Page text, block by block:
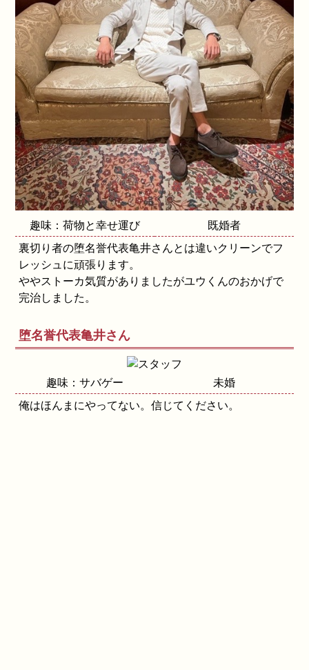
趣味：荷物と幸せ運び
既婚者
裏切り者の堕名誉代表亀井さんとは違いクリーンでフ
レッシュに頑張ります。
ややストーカ気質がありましたがユウくんのおかげで
完治しました。
堕名誉代表亀井さん
趣味：サバゲー
未婚
俺はほんまにやってない。信じてください。